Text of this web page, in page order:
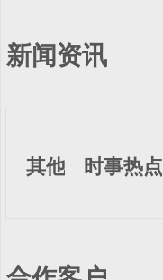
新闻资讯
其他 时事热点